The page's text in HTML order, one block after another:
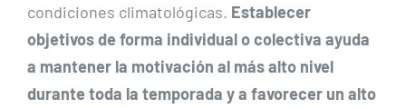
condiciones climatológicas. Establecer
objetivos de forma individual o colectiva ayuda
a mantener la motivación al más alto nivel
durante toda la temporada y a favorecer un alto